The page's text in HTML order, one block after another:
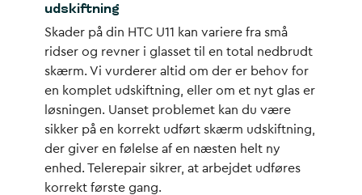
udskiftning
Skader på din HTC U11 kan variere fra små
ridser og revner i glasset til en total nedbrudt
skærm. Vi vurderer altid om der er behov for
en komplet udskiftning, eller om et nyt glas er
løsningen. Uanset problemet kan du være
sikker på en korrekt udført skærm udskiftning
der giver en følelse af en næsten helt ny
enhed. Telerepair sikrer, at arbejdet udføres
korrekt første gang.